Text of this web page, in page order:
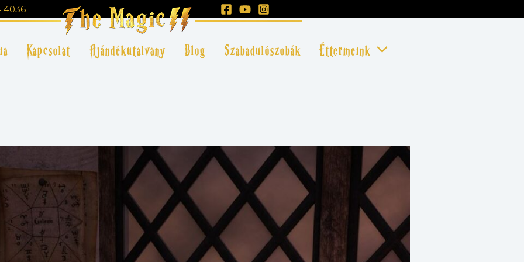
4036
Kapcsolat Ajándékutalvany Blog Szabadulószobák Éttermeink